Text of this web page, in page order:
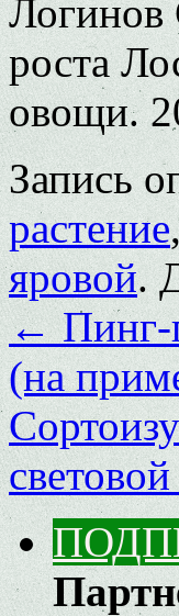
роста
овощи.
Запись
растение
яровой.
←Пинг-
(на